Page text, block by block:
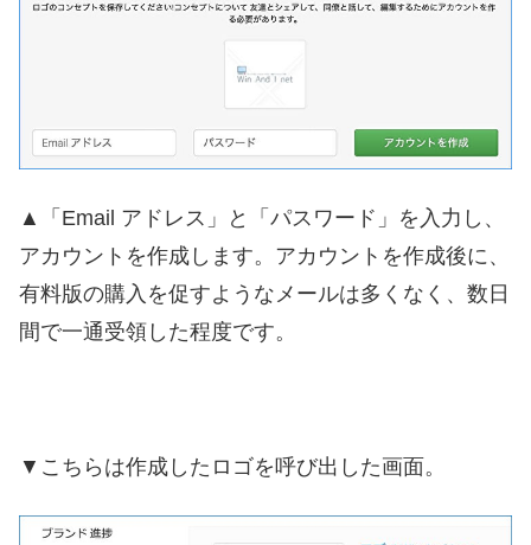
▲「Email アドレス」と「パスワード」を入力し、
アカウントを作成します。アカウントを作成後に、
有料版の購入を促すようなメールは多くなく、数日
間で一通受領した程度です。
▼こちらは作成したロゴを呼び出した画面。